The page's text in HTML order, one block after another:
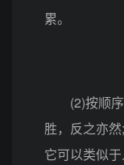
累。
(2)按顺序
胜，反之亦
它可以类似